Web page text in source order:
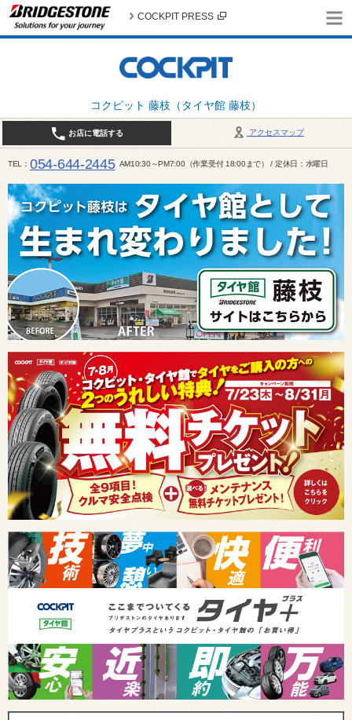
コクピット 藤枝（タイヤ館 藤枝）
COCKPIT PRESS
アクセスマップ
お店に電話する
TEL 054-644-2445 AM10:30～PM7:00（作業受付 18:00まで） / 定休日：水曜日